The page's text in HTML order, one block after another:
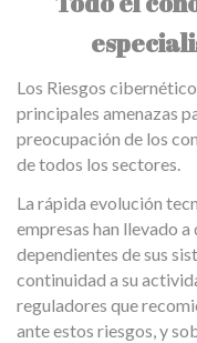
Los Riesgos
principales amenazas
preocupación de los
de todos los sectores.
La rápida evolución
empresas han llevado a
dependientes de sus
continuidad a su
reguladores que
ante estos riesgos, y